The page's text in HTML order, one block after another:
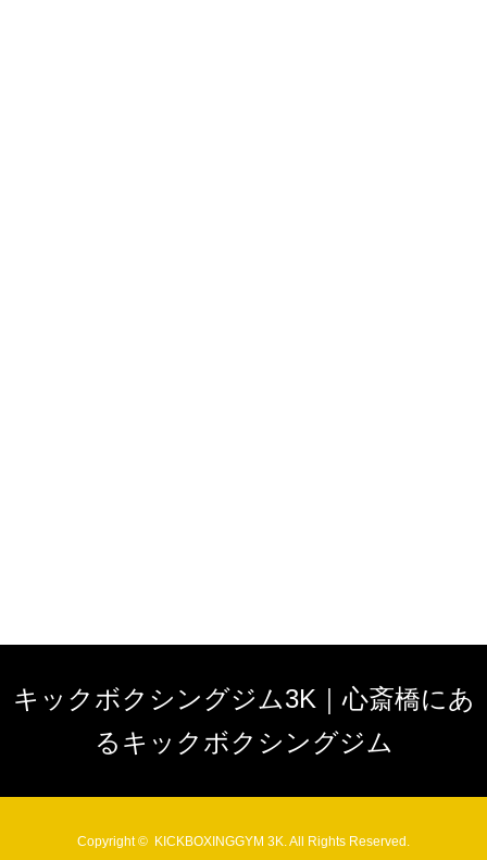
キックボクシングジム3K｜心斎橋にあ
るキックボクシングジム
Copyright © KICKBOXINGGYM 3K. All Rights Reserved.